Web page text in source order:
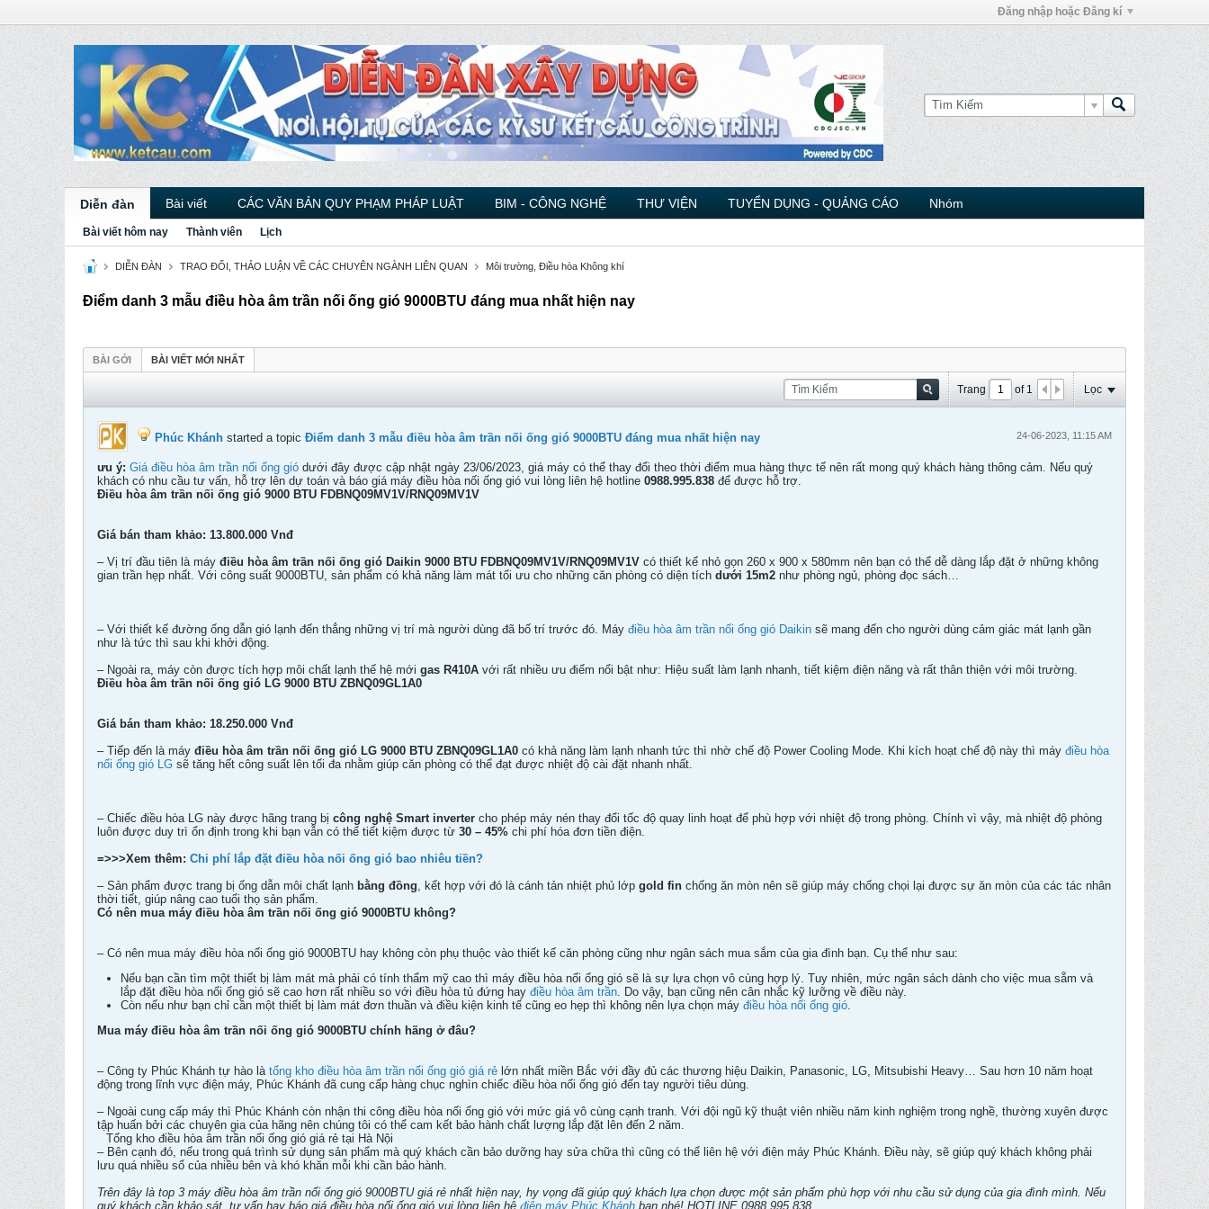
Đăng nhập hoặc Đăng kí
Diễn đàn Bài viết CÁC VĂN BẢN QUY PHẠM PHÁP LUẬT BIM - CÔNG NGHỆ THƯ VIỆN TUYỂN DỤNG - QUẢNG CÁO Nhóm
Bài viết hôm nay Thành viên Lịch
DIỄN ĐÀN TRAO ĐỔI, THẢO LUẬN VỀ CÁC CHUYÊN NGÀNH LIÊN QUAN Môi trường, Điều hòa Không khí
Điểm danh 3 mẫu điều hòa âm trần nối ống gió 9000BTU đáng mua nhất hiện nay
BÀI GỞI BÀI VIẾT MỚI NHẤT
Trang of 1 Lọc
Phúc Khánh started a topic Điểm danh 3 mẫu điều hòa âm trần nối ống gió 9000BTU đáng mua nhất hiện nay 24-06-2023, 11:15 AM
ưu ý: Giá điều hòa âm trần nối ống gió dưới đây được cập nhật ngày 23/06/2023, giá máy có thể thay đổi theo thời điểm mua hàng thực tế nên rất mong quý khách hàng thông cảm. Nếu quý
khách có nhu cầu tư vấn, hỗ trợ lên dự toán và báo giá máy điều hòa nối ống gió vui lòng liên hệ hotline 0988.995.838 để được hỗ trợ.
Điều hòa âm trần nối ống gió 9000 BTU FDBNQ09MV1V/RNQ09MV1V
Giá bán tham khảo: 13.800.000 Vnđ
– Vị trí đầu tiên là máy điều hòa âm trần nối ống gió Daikin 9000 BTU FDBNQ09MV1V/RNQ09MV1V có thiết kế nhỏ gọn 260 x 900 x 580mm nên bạn có thể dễ dàng lắp đặt ở những không
gian trần hẹp nhất. Với công suất 9000BTU, sản phẩm có khả năng làm mát tối ưu cho những căn phòng có diện tích dưới 15m2 như phòng ngủ, phòng đọc sách…
– Với thiết kế đường ống dẫn gió lạnh đến thẳng những vị trí mà người dùng đã bố trí trước đó. Máy điều hòa âm trần nối ống gió Daikin sẽ mang đến cho người dùng cảm giác mát lạnh gần
như là tức thì sau khi khởi động.
– Ngoài ra, máy còn được tích hợp môi chất lạnh thế hệ mới gas R410A với rất nhiều ưu điểm nổi bật như: Hiệu suất làm lạnh nhanh, tiết kiệm điện năng và rất thân thiện với môi trường.
Điều hòa âm trần nối ống gió LG 9000 BTU ZBNQ09GL1A0
Giá bán tham khảo: 18.250.000 Vnđ
– Tiếp đến là máy điều hòa âm trần nối ống gió LG 9000 BTU ZBNQ09GL1A0 có khả năng làm lạnh nhanh tức thì nhờ chế độ Power Cooling Mode. Khi kích hoạt chế độ này thì máy điều hòa
nối ống gió LG sẽ tăng hết công suất lên tối đa nhằm giúp căn phòng có thể đạt được nhiệt độ cài đặt nhanh nhất.
– Chiếc điều hòa LG này được hãng trang bị công nghệ Smart inverter cho phép máy nén thay đổi tốc độ quay linh hoạt để phù hợp với nhiệt độ trong phòng. Chính vì vậy, mà nhiệt độ phòng
luôn được duy trì ổn định trong khi bạn vẫn có thể tiết kiệm được từ 30 – 45% chi phí hóa đơn tiền điện.
=>>>Xem thêm: Chi phí lắp đặt điều hòa nối ống gió bao nhiêu tiền?
– Sản phẩm được trang bị ống dẫn môi chất lạnh bằng đồng, kết hợp với đó là cánh tản nhiệt phủ lớp gold fin chống ăn mòn nên sẽ giúp máy chống chọi lại được sự ăn mòn của các tác nhân
thời tiết, giúp nâng cao tuổi thọ sản phẩm.
Có nên mua máy điều hòa âm trần nối ống gió 9000BTU không?
– Có nên mua máy điều hòa nối ống gió 9000BTU hay không còn phụ thuộc vào thiết kế căn phòng cũng như ngân sách mua sắm của gia đình bạn. Cụ thể như sau:
Nếu bạn cần tìm một thiết bị làm mát mà phải có tính thẩm mỹ cao thì máy điều hòa nối ống gió sẽ là sự lựa chọn vô cùng hợp lý. Tuy nhiên, mức ngân sách dành cho việc mua sẵm và
lắp đặt điều hòa nối ống gió sẽ cao hơn rất nhiều so với điều hòa tủ đứng hay điều hòa âm trần. Do vậy, bạn cũng nên cân nhắc kỹ lưỡng về điều này.
Còn nếu như bạn chỉ cần một thiết bị làm mát đơn thuần và điều kiện kinh tế cũng eo hẹp thì không nên lựa chọn máy điều hòa nối ống gió.
Mua máy điều hòa âm trần nối ống gió 9000BTU chính hãng ở đâu?
– Công ty Phúc Khánh tự hào là tổng kho điều hòa âm trần nối ống gió giá rẻ lớn nhất miền Bắc với đầy đủ các thương hiệu Daikin, Panasonic, LG, Mitsubishi Heavy… Sau hơn 10 năm hoạt
động trong lĩnh vực điện máy, Phúc Khánh đã cung cấp hàng chục nghìn chiếc điều hòa nối ống gió đến tay người tiêu dùng.
– Ngoài cung cấp máy thì Phúc Khánh còn nhận thi công điều hòa nối ống gió với mức giá vô cùng cạnh tranh. Với đội ngũ kỹ thuật viên nhiều năm kinh nghiệm trong nghề, thường xuyên được
tập huấn bởi các chuyên gia của hãng nên chúng tôi có thể cam kết bảo hành chất lượng lắp đặt lên đến 2 năm.
Tổng kho điều hòa âm trần nối ống gió giá rẻ tại Hà Nội
– Bên cạnh đó, nếu trong quá trình sử dụng sản phẩm mà quý khách cần bảo dưỡng hay sửa chữa thì cũng có thể liên hệ với điện máy Phúc Khánh. Điều này, sẽ giúp quý khách không phải
lưu quá nhiều số của nhiều bên và khó khăn mỗi khi cần bảo hành.
Trên đây là top 3 máy điều hòa âm trần nối ống gió 9000BTU giá rẻ nhất hiện nay, hy vọng đã giúp quý khách lựa chọn được một sản phẩm phù hợp với nhu cầu sử dụng của gia đình mình. Nếu
quý khách cần khảo sát, tư vấn hay báo giá điều hòa nối ống gió vui lòng liên hệ điện máy Phúc Khánh bạn nhé! HOTLINE 0988.995.838